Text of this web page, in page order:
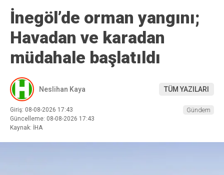
İnegöl’de orman yangını;
Havadan ve karadan
müdahale başlatıldı
Neslihan Kaya TÜM YAZILARI
Giriş: 08-08-2026 17:43
Güncelleme: 08-08-2026 17:43
Kaynak: İHA
Gündem